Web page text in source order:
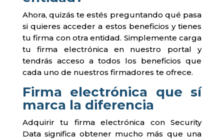
Ahora, quizás te estés preguntando qué pasa
si quieres acceder a estos beneficios y tienes
tu firma con otra entidad. Simplemente carga
tu firma electrónica en nuestro portal y
tendrás acceso a todos los beneficios que
cada uno de nuestros firmadores te ofrece.
Firma electrónica que sí
marca la diferencia
Adquirir tu firma electrónica con Security
Data significa obtener mucho más que una